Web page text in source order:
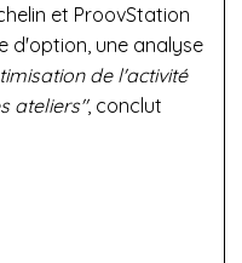
et ProovStation
d'option, une analyse
de l'activité
ateliers", conclut